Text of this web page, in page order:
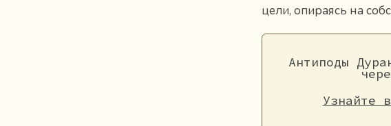
цели, опираясь на
Антиподы
Узнайте